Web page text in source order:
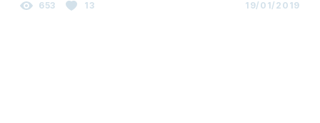
653 13 19/01/2019